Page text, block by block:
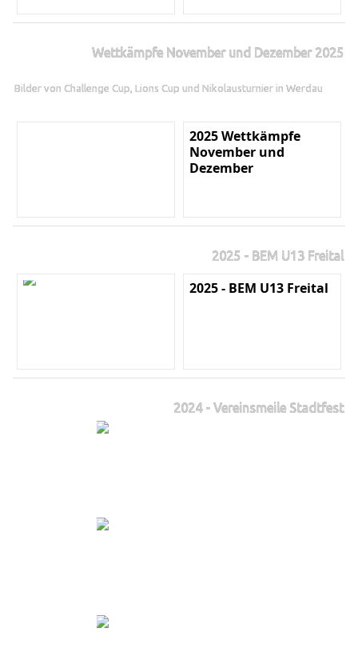
Wettkämpfe November und Dezember 2025
Bilder von Challenge Cup, Lions Cup und Nikolausturnier in Werdau
2025 Wettkämpfe
November und
Dezember
2025 - BEM U13 Freital
2025 - BEM U13 Freital
2024 - Vereinsmeile Stadtfest